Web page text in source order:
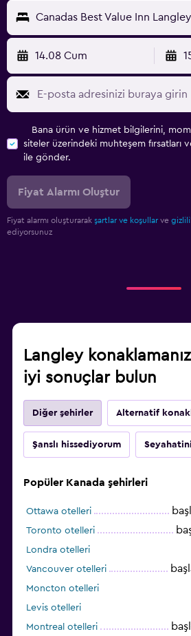
Canadas Best Value Inn
14.08 Cum
Bana ürün ve hizmet bilgilerini,
siteler üzerindeki muhteşem fırsatları
ile gönder.
Fiyat Alarmı Oluştur
Fiyat alarmı oluşturarak şartlar ve koşullar ve
ediyorsunuz
Langley
iyi sonuçlar bulun
Diğer şehirler Alternatif
Şanslı hissediyorum
Popüler Kanada şehirleri
Ottawa otelleri
Toronto otelleri
Londra otelleri
Vancouver otelleri
Moncton otelleri
Levis otelleri
Montreal otelleri